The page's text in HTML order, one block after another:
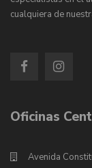
cualquiera de
Oficinas
Avenida